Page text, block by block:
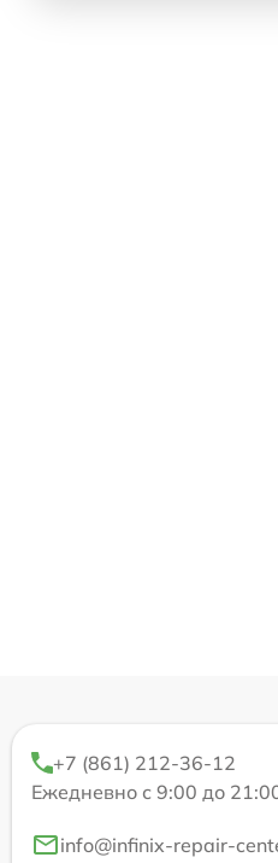
+7 (861) 212-36-12
Ежедневно с 9:00 до
info@infinix-repair-